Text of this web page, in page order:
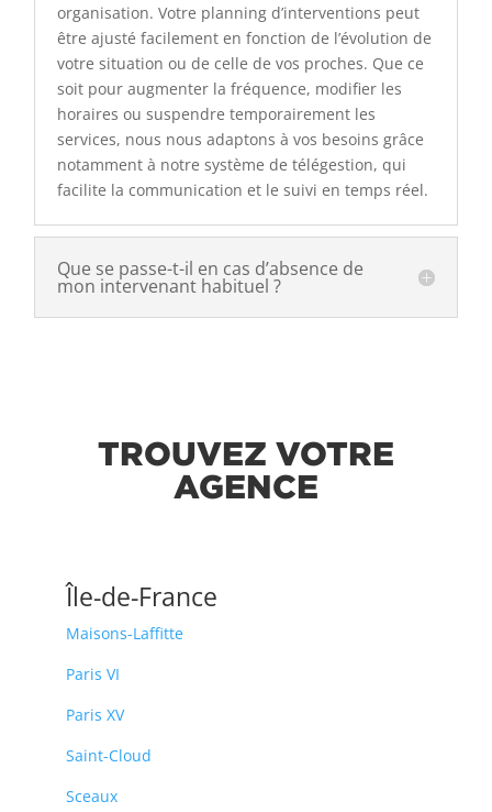
organisation. Votre planning d’interventions peut
être ajusté facilement en fonction de l’évolution de
votre situation ou de celle de vos proches. Que ce
soit pour augmenter la fréquence, modifier les
horaires ou suspendre temporairement les
services, nous nous adaptons à vos besoins grâce
notamment à notre système de télégestion, qui
facilite la communication et le suivi en temps réel.
Que se passe-t-il en cas d’absence de
mon intervenant habituel ?
TROUVEZ VOTRE
AGENCE
Île-de-France
Maisons-Laffitte
Paris VI
Paris XV
Saint-Cloud
Sceaux